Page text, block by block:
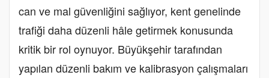
can ve mal güvenliğini sağlıyor, kent genelinde
trafiği daha düzenli hâle getirmek konusunda
kritik bir rol oynuyor. Büyükşehir tarafından
yapılan düzenli bakım ve kalibrasyon çalışmaları